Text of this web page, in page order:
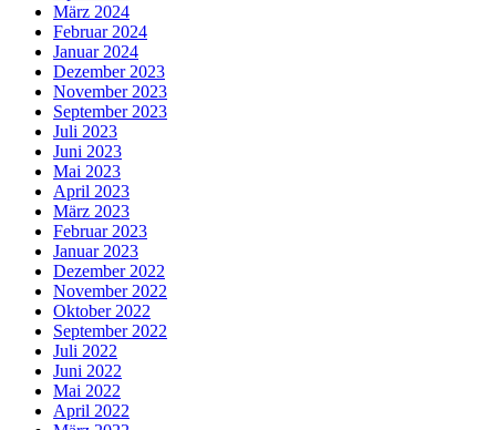
März 2024
Februar 2024
Januar 2024
Dezember 2023
November 2023
September 2023
Juli 2023
Juni 2023
Mai 2023
April 2023
März 2023
Februar 2023
Januar 2023
Dezember 2022
November 2022
Oktober 2022
September 2022
Juli 2022
Juni 2022
Mai 2022
April 2022